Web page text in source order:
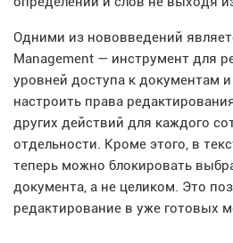
Одними из нововведений
Management — инструмент для
уровней доступа к документам
настроить права
других действий для каждого
отдельности. Кроме этого, в
теперь можно блокировать
документа, а не целиком. Это
редактирование в уже готовых